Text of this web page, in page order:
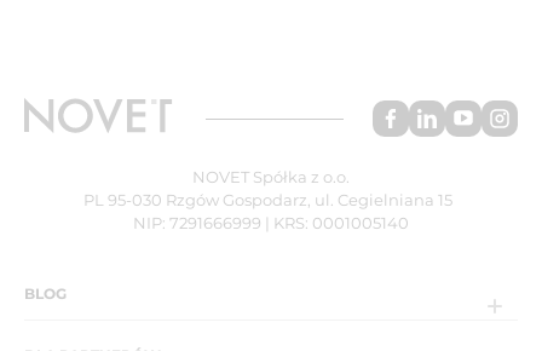
NOVET Spółka z o.o.
PL 95-030 Rzgów Gospodarz, ul. Cegielniana 15
NIP: 7291666999 | KRS: 0001005140
BLOG